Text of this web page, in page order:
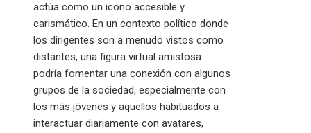
actúa como un icono accesible y
carismático. En un contexto político donde
los dirigentes son a menudo vistos como
distantes, una figura virtual amistosa
podría fomentar una conexión con algunos
grupos de la sociedad, especialmente con
los más jóvenes y aquellos habituados a
interactuar diariamente con avatares,